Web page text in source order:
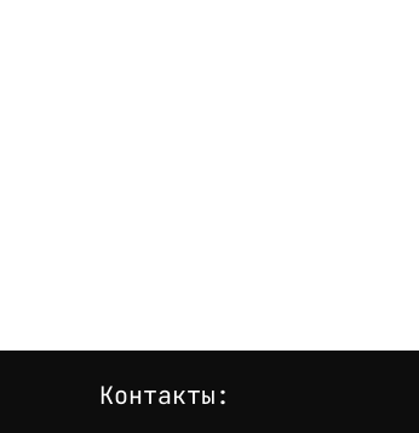
Контакты: